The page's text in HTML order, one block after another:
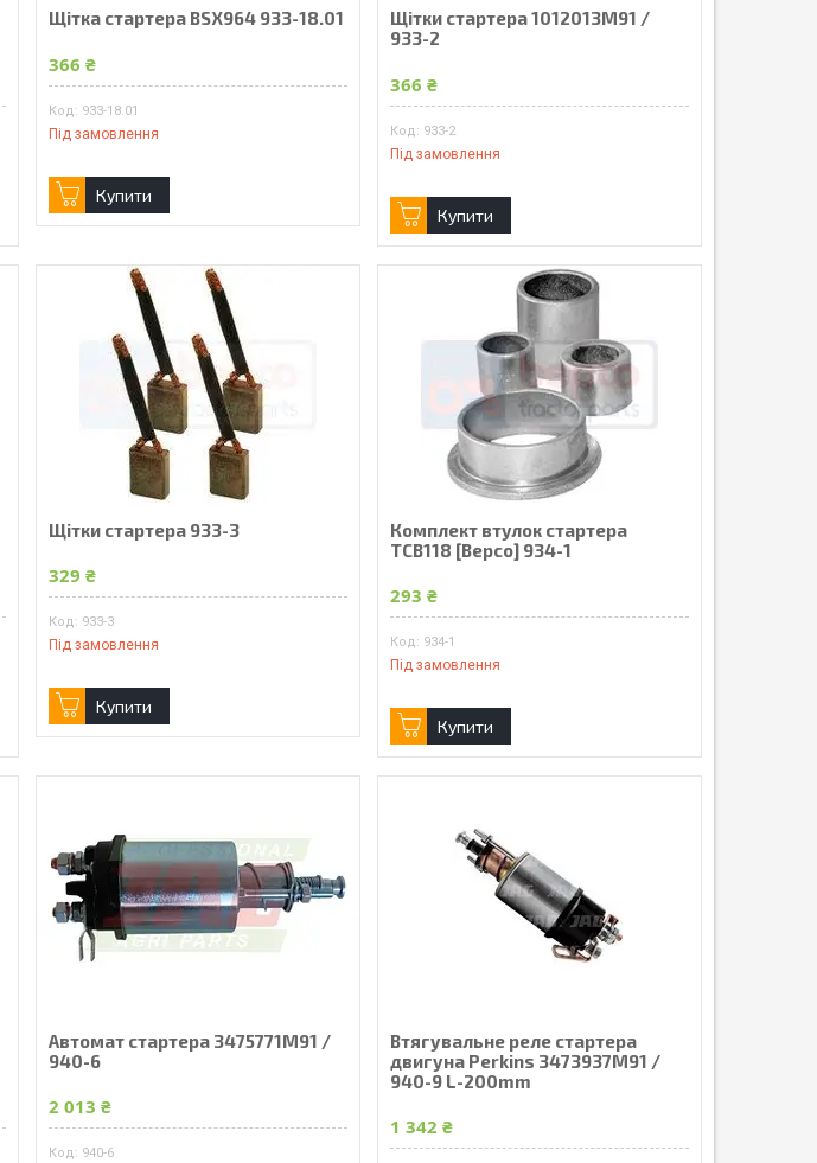
Щітка стартера BSX964 933-18.01
366 ₴
933-18.01
Під замовлення
Купити
Щітки стартера 1012013M91 /
933-2
366 ₴
933-2
Під замовлення
Купити
Щітки стартера 933-3
329 ₴
933-3
Під замовлення
Купити
Комплект втулок стартера
TCB118 [Bepco] 934-1
293 ₴
934-1
Під замовлення
Купити
Автомат стартера 3475771M91 /
940-6
2 013 ₴
940-6
Втягувальне реле стартера
двигуна Perkins 3473937M91 /
940-9 L-200mm
1 342 ₴